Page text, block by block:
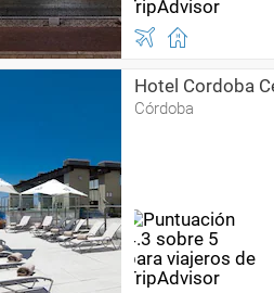
Hotel Cordoba
Córdoba